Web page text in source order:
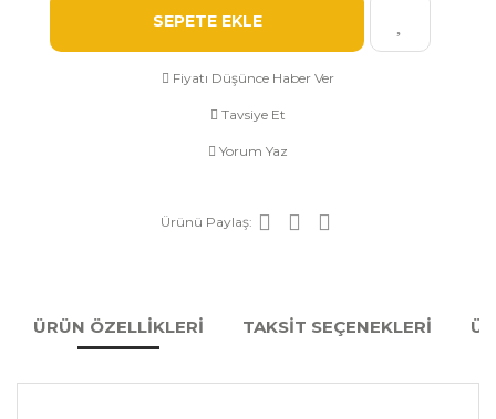
SEPETE EKLE
Fiyatı Düşünce Haber Ver
Tavsiye Et
Yorum Yaz
Ürünü Paylaş:
ÜRÜN ÖZELLİKLERİ TAKSİT SEÇENEKLERİ